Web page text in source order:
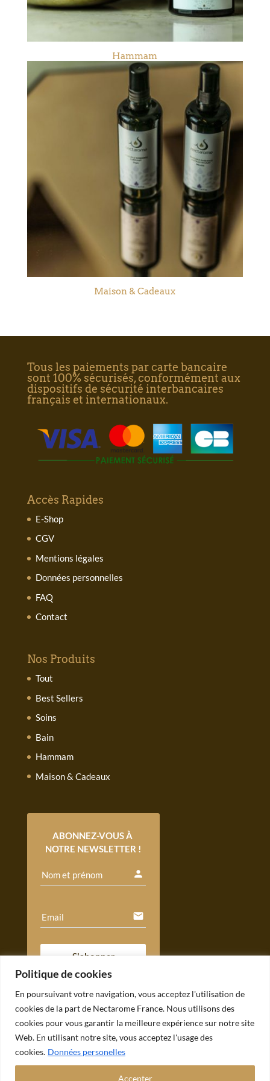
Politique de cookies
En poursuivant votre navigation, vous acceptez l'utilisation de
cookies de la part de Nectarome France. Nous utilisons des
cookies pour vous garantir la meilleure expérience sur notre site
Web. En utilisant notre site, vous acceptez l'usage des
cookies. Données personelles
Accepter
Hammam
Maison & Cadeaux
Tous les paiements par carte bancaire
sont 100% sécurisés, conformément aux
dispositifs de sécurité interbancaires
français et internationaux.
Accès Rapides
E-Shop
CGV
Mentions légales
Données personnelles
FAQ
Contact
Nos Produits
Tout
Best Sellers
Soins
Bain
Hammam
Maison & Cadeaux
ABONNEZ-VOUS À
NOTRE NEWSLETTER !
Nom et prénom person
Email email
S'abonner